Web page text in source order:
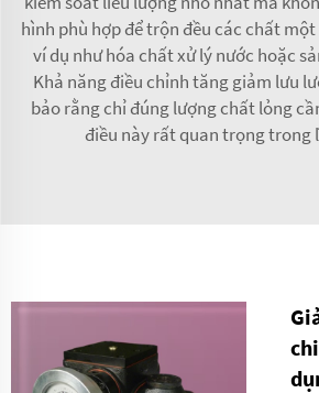
hình phù hợp để trộn đều các chất
ví dụ như hóa chất xử lý nước hoặc
Khả năng điều chỉnh tăng giảm lưu
bảo rằng chỉ đúng lượng chất lỏng
điều này rất quan trọng trong